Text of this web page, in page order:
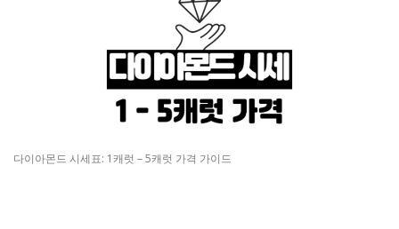
다이아몬드 시세표: 1캐럿 – 5캐럿 가격 가이드